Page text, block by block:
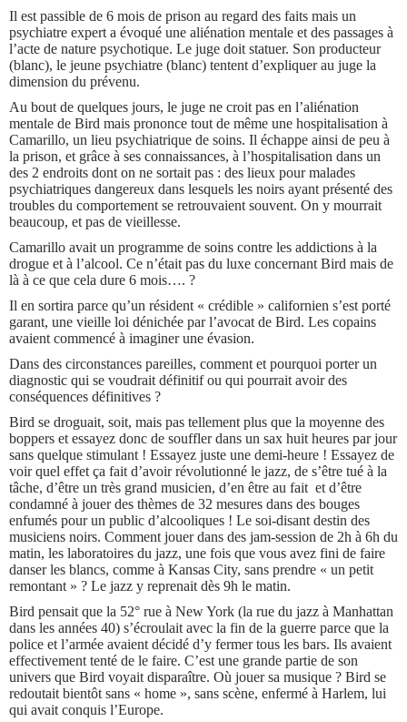
Il est passible de 6 mois de prison au regard des faits mais un
psychiatre expert a évoqué une aliénation mentale et des passages à
l’acte de nature psychotique. Le juge doit statuer. Son producteur
(blanc), le jeune psychiatre (blanc) tentent d’expliquer au juge la
dimension du prévenu.
Au bout de quelques jours, le juge ne croit pas en l’aliénation
mentale de Bird mais prononce tout de même une hospitalisation à
Camarillo, un lieu psychiatrique de soins. Il échappe ainsi de peu à
la prison, et grâce à ses connaissances, à l’hospitalisation dans un
des 2 endroits dont on ne sortait pas : des lieux pour malades
psychiatriques dangereux dans lesquels les noirs ayant présenté des
troubles du comportement se retrouvaient souvent. On y mourrait
beaucoup, et pas de vieillesse.
Camarillo avait un programme de soins contre les addictions à la
drogue et à l’alcool. Ce n’était pas du luxe concernant Bird mais de
là à ce que cela dure 6 mois…. ?
Il en sortira parce qu’un résident « crédible » californien s’est porté
garant, une vieille loi dénichée par l’avocat de Bird. Les copains
avaient commencé à imaginer une évasion.
Dans des circonstances pareilles, comment et pourquoi porter un
diagnostic qui se voudrait définitif ou qui pourrait avoir des
conséquences définitives ?
Bird se droguait, soit, mais pas tellement plus que la moyenne des
boppers et essayez donc de souffler dans un sax huit heures par jour
sans quelque stimulant ! Essayez juste une demi-heure ! Essayez de
voir quel effet ça fait d’avoir révolutionné le jazz, de s’être tué à la
tâche, d’être un très grand musicien, d’en être au fait et d’être
condamné à jouer des thèmes de 32 mesures dans des bouges
enfumés pour un public d’alcooliques ! Le soi-disant destin des
musiciens noirs. Comment jouer dans des jam-session de 2h à 6h du
matin, les laboratoires du jazz, une fois que vous avez fini de faire
danser les blancs, comme à Kansas City, sans prendre « un petit
remontant » ? Le jazz y reprenait dès 9h le matin.
Bird pensait que la 52° rue à New York (la rue du jazz à Manhattan
dans les années 40) s’écroulait avec la fin de la guerre parce que la
police et l’armée avaient décidé d’y fermer tous les bars. Ils avaient
effectivement tenté de le faire. C’est une grande partie de son
univers que Bird voyait disparaître. Où jouer sa musique ? Bird se
redoutait bientôt sans « home », sans scène, enfermé à Harlem, lui
qui avait conquis l’Europe.